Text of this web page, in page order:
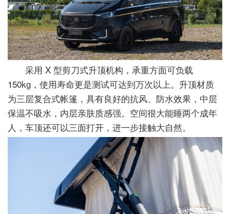
采用 X 型剪刀式升顶机构，承重方面可负载
150kg，使用寿命更是测试可达到万次以上。升顶材质
为三层复合式帐篷，具有良好的抗风、防水效果，中层
保温不吸水，内层亲肤质感强。空间很大能睡两个成年
人，车顶还可以三面打开，进一步接触大自然。